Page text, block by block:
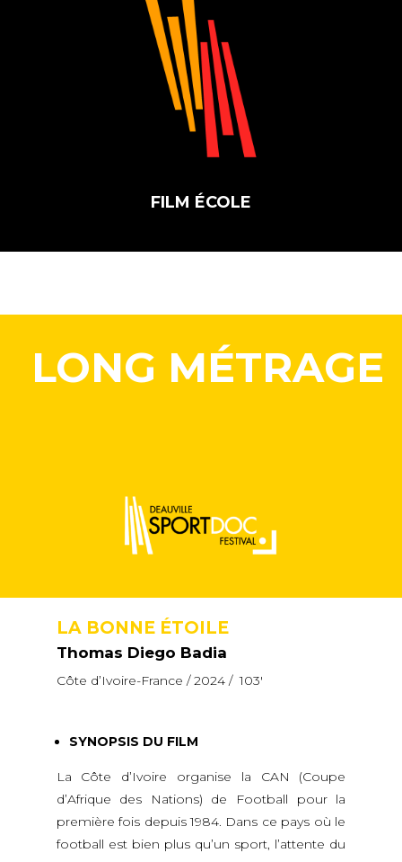
FILM ÉCOLE
LONG MÉTRAGE
LA BONNE ÉTOILE
Thomas Diego Badia
Côte d’Ivoire-France / 2024 / 103′
SYNOPSIS DU FILM
La Côte d’Ivoire organise la CAN (Coupe
d’Afrique des Nations) de Football pour la
première fois depuis 1984. Dans ce pays où le
football est bien plus qu’un sport, l’attente du